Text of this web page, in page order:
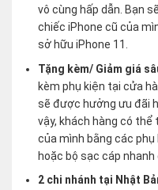
vô cùng hấp dẫn. Bạn
chiếc iPhone cũ của
sở hữu iPhone 11.
Tặng kèm/ Giảm giá
kèm phụ kiện tại cửa
sẽ được hưởng ưu đãi
vậy, khách hàng có
của mình bằng các
hoặc bộ sạc cáp nhanh
2 chi nhánh tại Nhật